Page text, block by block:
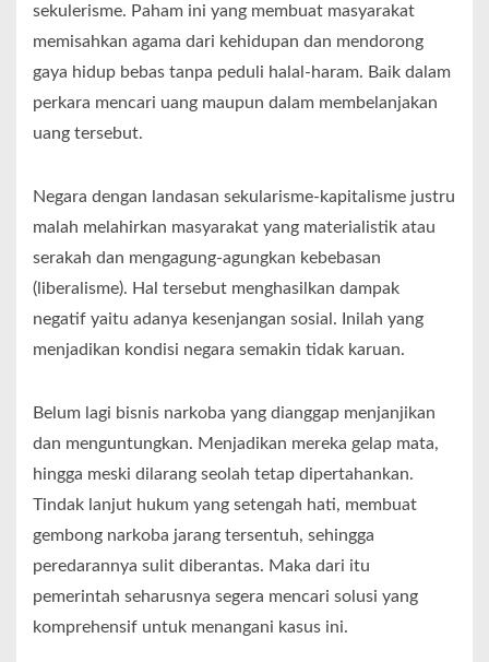
sekulerisme. Paham ini yang membuat masyarakat
memisahkan agama dari kehidupan dan mendorong
gaya hidup bebas tanpa peduli halal-haram. Baik dalam
perkara mencari uang maupun dalam membelanjakan
uang tersebut.
Negara dengan landasan sekularisme-kapitalisme justru
malah melahirkan masyarakat yang materialistik atau
serakah dan mengagung-agungkan kebebasan
(liberalisme). Hal tersebut menghasilkan dampak
negatif yaitu adanya kesenjangan sosial. Inilah yang
menjadikan kondisi negara semakin tidak karuan.
Belum lagi bisnis narkoba yang dianggap menjanjikan
dan menguntungkan. Menjadikan mereka gelap mata,
hingga meski dilarang seolah tetap dipertahankan.
Tindak lanjut hukum yang setengah hati, membuat
gembong narkoba jarang tersentuh, sehingga
peredarannya sulit diberantas. Maka dari itu
pemerintah seharusnya segera mencari solusi yang
komprehensif untuk menangani kasus ini.